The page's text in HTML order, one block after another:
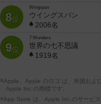
8位
Wingspan
ウイングスパン
2006名
9位
7 Wonders
世界の七不思議
1919名
※Apple、Apple のロゴ は、米国およ
Apple Inc.の商標です。
※App Store は、Apple Inc.のサービス